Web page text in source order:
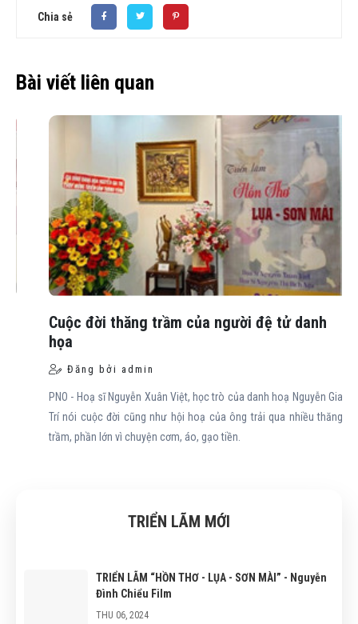
Chia sẻ
Bài viết liên quan
Cuộc đời thăng trầm của người đệ tử danh
họa
Đăng bởi admin
PNO - Hoạ sĩ Nguyễn Xuân Việt, học trò của danh hoạ Nguyễn Gia
Trí nói cuộc đời cũng như hội hoạ của ông trải qua nhiều thăng
trầm, phần lớn vì chuyện cơm, áo, gạo tiền.
TRIỂN LÃM MỚI
TRIỂN LÃM “HỒN THƠ - LỤA - SƠN MÀI” - Nguyễn
Đình Chiểu Film
THU 06, 2024